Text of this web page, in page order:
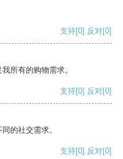
支持[0] 反对[0]
所有的购物需求。
支持[0] 反对[0]
的社交需求。
支持[0] 反对[0]